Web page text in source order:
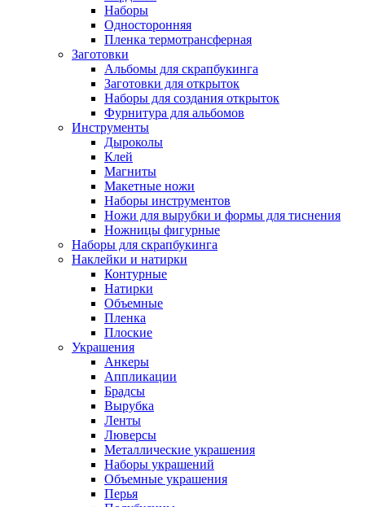
Наборы
Односторонняя
Пленка термотрансферная
Заготовки
Альбомы для скрапбукинга
Заготовки для открыток
Наборы для создания открыток
Фурнитура для альбомов
Инструменты
Дыроколы
Клей
Магниты
Макетные ножи
Наборы инструментов
Ножи для вырубки и формы для тиснения
Ножницы фигурные
Наборы для скрапбукинга
Наклейки и натирки
Контурные
Натирки
Объемные
Пленка
Плоские
Украшения
Анкеры
Аппликации
Брадсы
Вырубка
Ленты
Люверсы
Металлические украшения
Наборы украшений
Объемные украшения
Перья